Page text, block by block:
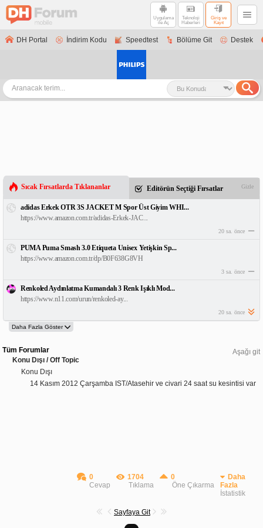
Uygulama
ile Aç
Teknoloji
Haberleri
Giriş ve
Kayıt
DH Portal İndirim Kodu Speedtest Bölüme Git Destek
Sıcak Fırsatlarda Tıklananlar Editörün Seçtiği Fırsatlar Gizle
adidas Erkek OTR 3S JACKET M Spor Üst Giyim WHI...
https://www.amazon.com.tr/adidas-Erkek-JAC...
20 sa. önce
PUMA Puma Smash 3.0 Etiqueta Unisex Yetişkin Sp...
https://www.amazon.com.tr/dp/B0F638G8VH
3 sa. önce
Renkoled Aydınlatma Kumandalı 3 Renk Işıklı Mod...
https://www.n11.com/urun/renkoled-ay...
20 sa. önce
Aşağı git
Tüm Forumlar
Konu Dışı / Off Topic
Konu Dışı
14 Kasım 2012 Çarşamba IST/Atasehir ve civari 24 saat su kesintisi var
0
Cevap
1704
Tıklama
0
Öne Çıkarma
Daha
Fazla
İstatistik
Sayfaya Git